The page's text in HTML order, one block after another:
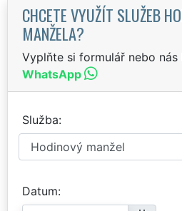
CHCETE VYUŽÍT SLUŽEB
MANŽELA?
Vyplňte si formulář nebo
WhatsApp
Služba
Datum